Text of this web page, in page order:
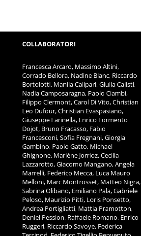
COLLABORATORI
Francesca Arcaro, Massimo Altini,
Corrado Bellora, Nadine Blanc, Riccardo
Bortolotti, Manila Calipari, Giulia Calisti,
Nadia Camposaragna, Paolo Ciambi,
Filippo Clermont, Carol Di Vito, Christian
Leo Dufour, Christian Evaspasiano,
Giuseppe Farinella, Enrico Formento
Dojot, Bruno Fracasso, Fabio
Francesconi, Sofia Fregnani, Giorgia
Gambino, Paolo Gatto, Michael
Ghignone, Marlène Jorrioz, Cecilia
Lazzarotto, Giacomo Mangano, Angela
Marrelli, Federico Mecca, Luca Mauro
Melloni, Marc Montrosset, Matteo Nigra,
Sabrina Olibano, Emiliano Pala, Gabriele
Peloso, Maurizio Pitti, Loris Ponsetto,
Andrea Portigliatti, Mattia Pramotton,
Deniel Pession, Raffaele Romano, Enrico
Ruggeri, Riccardo Savoye, Federica